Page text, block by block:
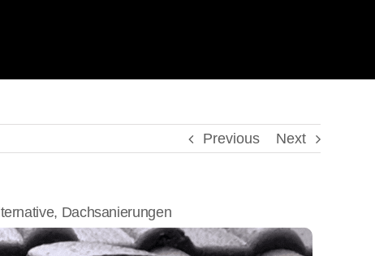
Previous Next
Dachsanierungen